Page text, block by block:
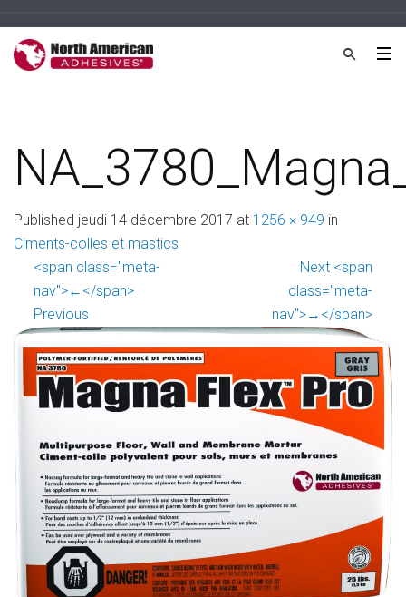
Published jeudi 14 décembre 2017 at 1256 × 949 in
Ciments-colles et mastics
<span class="meta-
nav">←</span>
Previous
Next <span
class="meta-
nav">→</span>